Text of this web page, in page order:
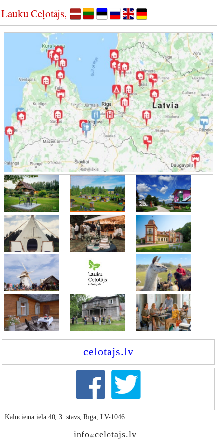
Lauku Ceļotājs,
celotajs.lv
Kalnciema iela 40, 3. stāvs, Rīga, LV-1046
info @celotajs.lv